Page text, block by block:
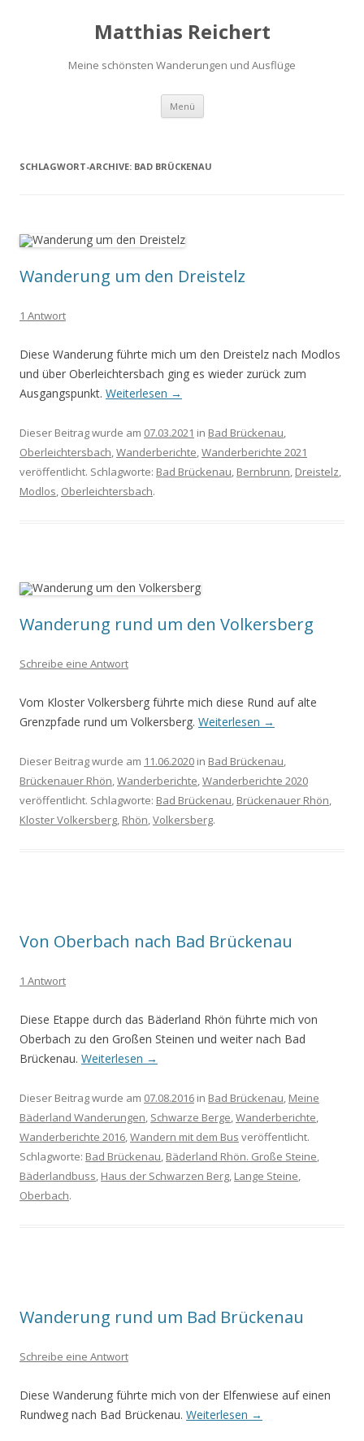
Matthias Reichert
Meine schönsten Wanderungen und Ausflüge
Menü Zum
springen
SCHLAGWORT-ARCHIVE: BAD BRÜCKENAU
Wanderung um den Dreistelz
1 Antwort
Diese Wanderung führte mich um den Dreistelz nach Modlos
und über Oberleichtersbach ging es wieder zurück zum
Ausgangspunkt. Weiterlesen →
Dieser Beitrag wurde am 07.03.2021 in Bad Brückenau,
Oberleichtersbach,Wanderberichte,Wanderberichte 2021
veröffentlicht. Schlagworte: Bad Brückenau, Bernbrunn, Dreistelz,
Modlos, Oberleichtersbach.
Wanderung rund um den Volkersberg
Schreibe eine Antwort
Vom Kloster Volkersberg führte mich diese Rund auf alte
Grenzpfade rund um Volkersberg. Weiterlesen →
Dieser Beitrag wurde am 11.06.2020 in Bad Brückenau,
Brückenauer Rhön,Wanderberichte,Wanderberichte 2020
veröffentlicht. Schlagworte: Bad Brückenau, Brückenauer Rhön,
Kloster Volkersberg, Rhön,Volkersberg.
Von Oberbach nach Bad Brückenau
1 Antwort
Diese Etappe durch das Bäderland Rhön führte mich von
Oberbach zu den Großen Steinen und weiter nach Bad
Brückenau. Weiterlesen →
Dieser Beitrag wurde am 07.08.2016 in Bad Brückenau, Meine
Bäderland Wanderungen, Schwarze Berge,Wanderberichte,
Wanderberichte 2016,Wandern mit dem Bus veröffentlicht.
Schlagworte: Bad Brückenau, Bäderland Rhön. Große Steine,
Bäderlandbuss, Haus der Schwarzen Berg, Lange Steine,
Oberbach.
Wanderung rund um Bad Brückenau
Schreibe eine Antwort
Diese Wanderung führte mich von der Elfenwiese auf einen
Rundweg nach Bad Brückenau. Weiterlesen →